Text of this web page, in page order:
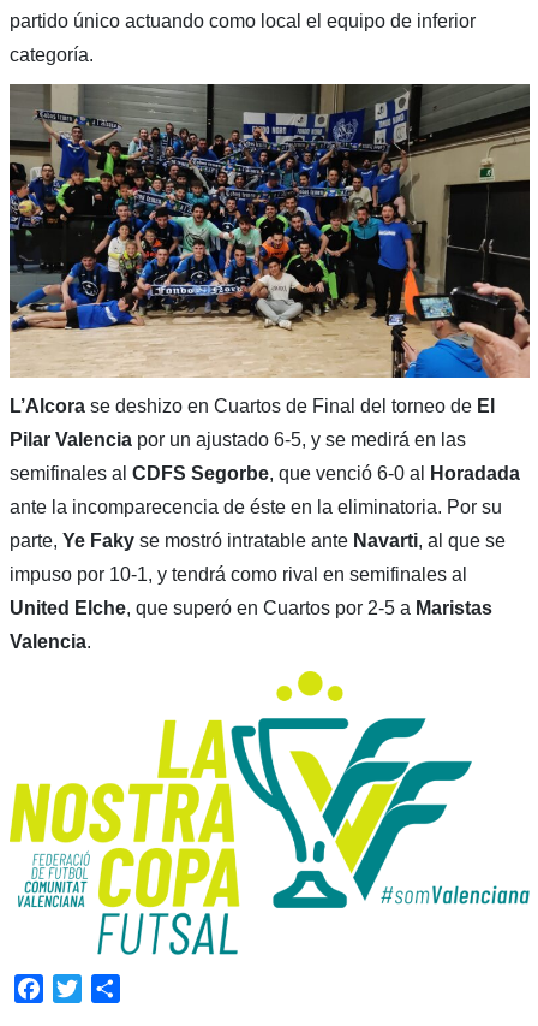
partido único actuando como local el equipo de inferior
categoría.
L’Alcorase deshizo en Cuartos de Final del torneo de El
Pilar Valenciapor un ajustado 6-5, y se medirá en las
semifinales al CDFS Segorbe, que venció 6-0 al
Horadada
ante la incomparecencia de éste en la eliminatoria. Por su
parte, Ye Fakyse mostró intratable ante Navarti, al que se
impuso por 10-1, y tendrá como rival en semifinales al
United Elche, que superó en Cuartos por 2-5 a Maristas
Valencia.
Facebook
Twitter